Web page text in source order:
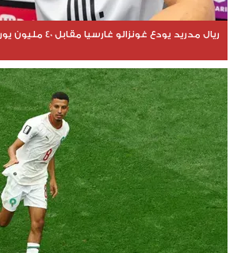
ريال مدريد يودع غونزالو غارسيا مقابل 40 مليون يورو ويملك "حق العودة"